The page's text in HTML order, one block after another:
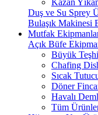
Kazan
Duş ve Su Sprey
Bulaşık Makinesi
Mutfak
Açık Büfe
Büyük
Chafing
Sıcak
Döner
Havalı
Tüm